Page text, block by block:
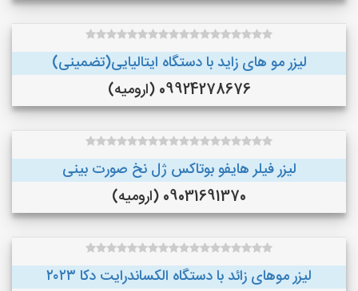
لیزر مو های زاید با دستگاه ایتالیایی(تضمینی)
09924278676 (ارومیه)
لیزر فیلر هایفو بوتاکس ژل نخ صورت بینی
09031691370 (ارومیه)
لیزر موهای زائد با دستگاه الکساندرایت دکا ۲۰۲۳